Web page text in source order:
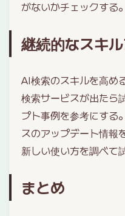
がないかチェックする。
継続的なスキ
AI検索のスキルを高め
検索サービスが出たら
プト事例を参考にする
スのアップデート情報
新しい使い方を調べて
まとめ